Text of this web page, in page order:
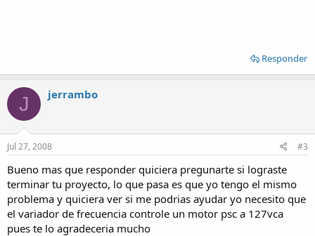
Responder
J jerrambo
Jul 27, 2008 #3
Bueno mas que responder quiciera pregunarte si lograste
terminar tu proyecto, lo que pasa es que yo tengo el mismo
problema y quiciera ver si me podrias ayudar yo necesito que
el variador de frecuencia controle un motor psc a 127vca
pues te lo agradeceria mucho